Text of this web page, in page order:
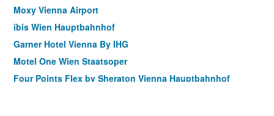
Moxy Vienna Airport
ibis Wien Hauptbahnhof
Garner Hotel Vienna By IHG
Motel One Wien Staatsoper
Four Points Flex by Sheraton Vienna Hauptbahnhof